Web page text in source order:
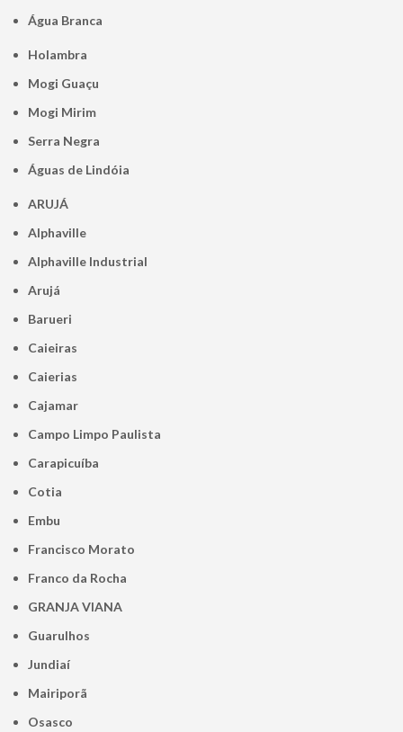
Água Branca
Holambra
Mogi Guaçu
Mogi Mirim
Serra Negra
Águas de Lindóia
ARUJÁ
Alphaville
Alphaville Industrial
Arujá
Barueri
Caieiras
Caierias
Cajamar
Campo Limpo Paulista
Carapicuíba
Cotia
Embu
Francisco Morato
Franco da Rocha
GRANJA VIANA
Guarulhos
Jundiaí
Mairiporã
Osasco